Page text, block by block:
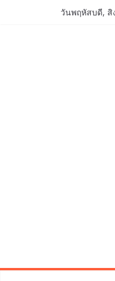
วันพฤหัสบดี, สิ